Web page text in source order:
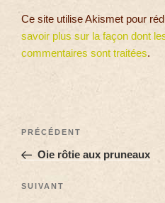
Ce site utilise Akismet pour
savoir plus sur la façon dont
commentaires sont traitées.
PRÉCÉDENT
Oie rôtie aux pruneaux
SUIVANT